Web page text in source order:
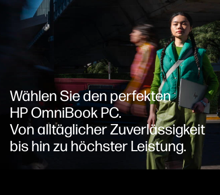
Wählen Sie den perfekten
HP OmniBook PC.
Von alltäglicher Zuverlässigkeit
bis hin zu höchster Leistung.